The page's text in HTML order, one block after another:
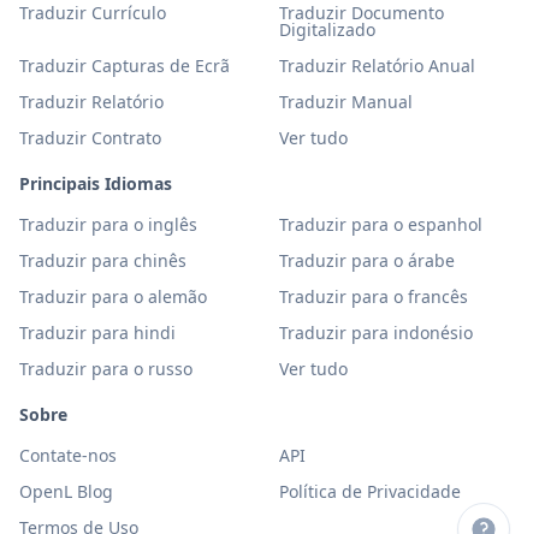
Traduzir Currículo Traduzir Documento
Digitalizado
Traduzir Capturas de Ecrã
Traduzir Relatório Anual
Traduzir Relatório
Traduzir Manual
Traduzir Contrato
Ver tudo
Principais Idiomas
Traduzir para o inglês
Traduzir para o espanhol
Traduzir para chinês
Traduzir para o árabe
Traduzir para o alemão
Traduzir para o francês
Traduzir para hindi
Traduzir para indonésio
Traduzir para o russo
Ver tudo
Sobre
Contate-nos
API
OpenL Blog
Política de Privacidade
Termos de Uso